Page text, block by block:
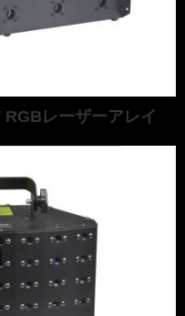
レーザーアレイ